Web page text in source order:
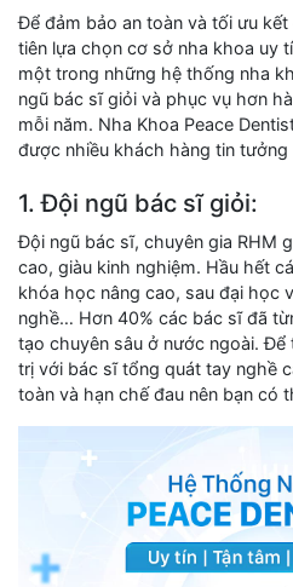
Để đảm bảo an toàn và tối ưu
tiên lựa chọn cơ sở nha khoa uy
một trong những hệ thống nha
ngũ bác sĩ giỏi và phục vụ hơn
mỗi năm. Nha Khoa Peace
được nhiều khách hàng tin tưởng
1. Đội ngũ bác sĩ giỏi:
Đội ngũ bác sĩ, chuyên gia RHM
cao, giàu kinh nghiệm. Hầu hết
khóa học nâng cao, sau đại học
nghề… Hơn 40% các bác sĩ đã
tạo chuyên sâu ở nước ngoài.
trị với bác sĩ tổng quát tay nghề
toàn và hạn chế đau nên bạn có